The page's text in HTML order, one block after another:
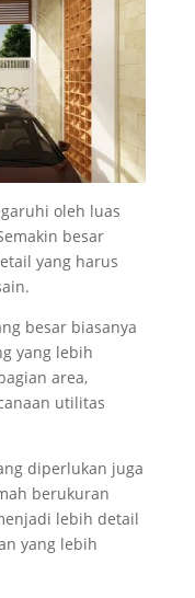
oleh luas
besar
yang harus
besar biasanya
yang lebih
area,
utilitas
diperlukan juga
berukuran
lebih detail
yang lebih